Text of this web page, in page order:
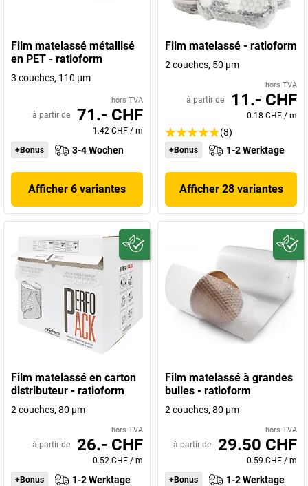
Film matelassé métallisé
en PET - ratioform
3 couches, 110 µm
hors TVA
à partir de 71.- CHF
1.42 CHF / m
+Bonus
3-4 Wochen
Afficher 6 variantes
Film matelassé - ratioform
2 couches, 50 µm
hors TVA
à partir de 11.- CHF
0.18 CHF / m
(8)
+Bonus 1-2 Werktage
Afficher 28 variantes
Film matelassé en carton
distributeur - ratioform
2 couches, 80 µm
hors TVA
à partir de 26.- CHF
0.52 CHF / m
+Bonus
1-2 Werktage
Film matelassé à grandes
bulles - ratioform
2 couches, 80 µm
hors TVA
à partir de 29.50 CHF
0.59 CHF / m
+Bonus
1-2 Werktage